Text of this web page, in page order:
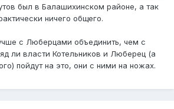
был в Балашихинском районе, а так
ничего общего.
с Люберцами объединить, чем с
ли власти Котельников и Люберец (а
пойдут на это, они с ними на ножах.